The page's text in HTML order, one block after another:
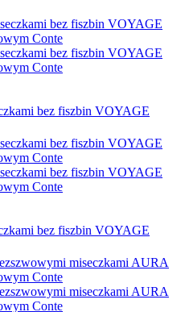
bez fiszbin VOYAGE
bez fiszbin VOYAGE